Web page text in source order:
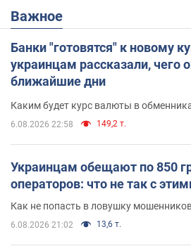
Важное
Банки "готовятся" к новому
украинцам рассказали, чего
ближайшие дни
Каким будет курс валюты в
6.08.2026 22:58 149,2 т.
Украинцам обещают по 850
операторов: что не так с
Как не попасть в ловушку
6.08.2026 21:02 13,6 т.